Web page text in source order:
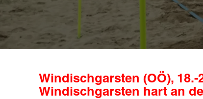
Windischgarsten (OÖ),
Windischgarsten hart an